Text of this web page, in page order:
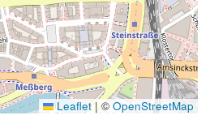
Leaflet | © OpenStreetMap